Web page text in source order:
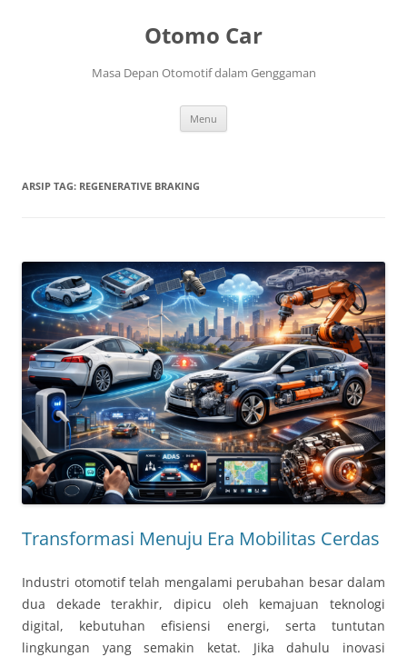
Otomo Car
Masa Depan Otomotif dalam Genggaman
Menu
ARSIP TAG: REGENERATIVE BRAKING
Transformasi Menuju Era Mobilitas Cerdas
Industri otomotif telah mengalami perubahan besar dalam
dua dekade terakhir, dipicu oleh kemajuan teknologi
digital, kebutuhan efisiensi energi, serta tuntutan
lingkungan yang semakin ketat. Jika dahulu inovasi